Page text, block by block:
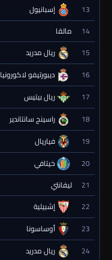
13 إسبانيول
14 مالقا
15 ريال مدريد
16 ديبورتيفو لاكورونيا
17 ريال بيتيس
18 راسينج سانتاندير
19 فياريال
20 خيتافي
21 ليفانتي
22 إشبيلية
23 أوساسونا
24 ريال مدريد